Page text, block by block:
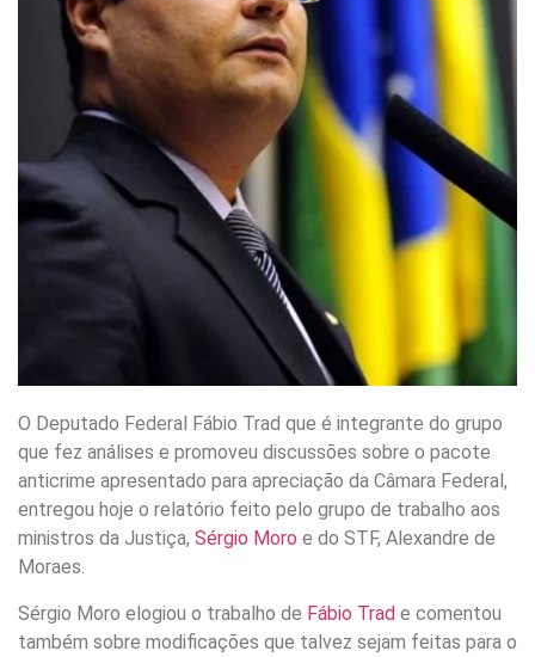
O Deputado Federal Fábio Trad que é integrante do grupo
que fez análises e promoveu discussões sobre o pacote
anticrime apresentado para apreciação da Câmara Federal,
entregou hoje o relatório feito pelo grupo de trabalho aos
ministros da Justiça, Sérgio Moro e do STF, Alexandre de
Moraes.
Sérgio Moro elogiou o trabalho de Fábio Trad e comentou
também sobre modificações que talvez sejam feitas para o